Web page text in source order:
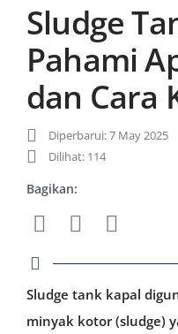
Sludge
Pahami
dan Cara
Diperbarui: 7 May 2025
Dilihat: 114
Bagikan:
Sludge tank kapal
minyak kotor (sludge)